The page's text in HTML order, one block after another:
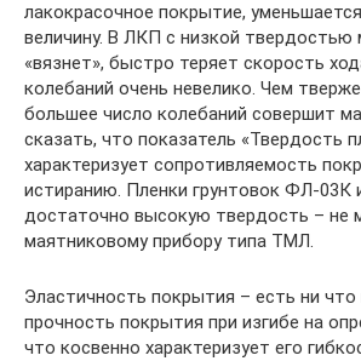
лакокрасочное покрытие,
величину. В ЛКП с низкой твердостью
«вязнет», быстро теряет скорость
колебаний очень невелико. Чем
большее число колебаний совершит
сказать, что показатель «Твердость
характеризует сопротивляемость
истиранию. Пленки грунтовок ФЛ-
достаточно высокую твердость – не
маятниковому прибору типа ТМЛ.
Эластичность покрытия – есть ни что
прочность покрытия при изгибе на
что косвенно характеризует его